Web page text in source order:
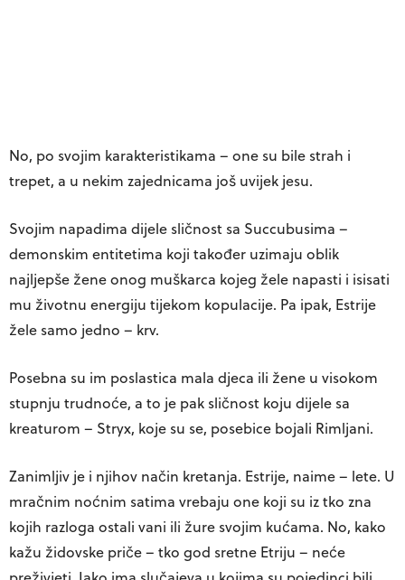
No, po svojim karakteristikama – one su bile strah i
trepet, a u nekim zajednicama još uvijek jesu.
Svojim napadima dijele sličnost sa Succubusima –
demonskim entitetima koji također uzimaju oblik
najljepše žene onog muškarca kojeg žele napasti i isisati
mu životnu energiju tijekom kopulacije. Pa ipak, Estrije
žele samo jedno – krv.
Posebna su im poslastica mala djeca ili žene u visokom
stupnju trudnoće, a to je pak sličnost koju dijele sa
kreaturom – Stryx, koje su se, posebice bojali Rimljani.
Zanimljiv je i njihov način kretanja. Estrije, naime – lete. U
mračnim noćnim satima vrebaju one koji su iz tko zna
kojih razloga ostali vani ili žure svojim kućama. No, kako
kažu židovske priče – tko god sretne Etriju – neće